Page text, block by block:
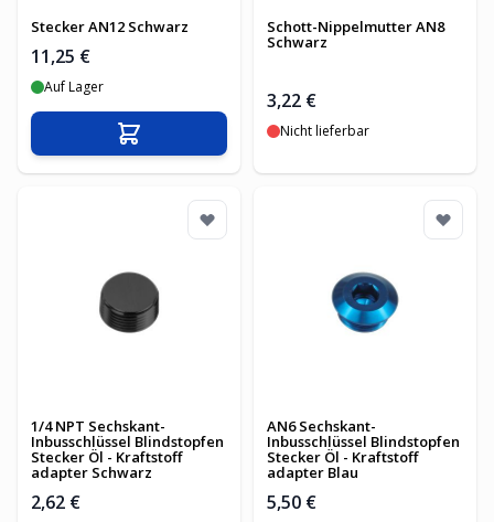
Stecker AN12 Schwarz
11,25 €
Auf Lager
In den Warenkorb
Schott-Nippelmutter AN8
Schwarz
3,22 €
Nicht lieferbar
1/4 NPT Sechskant-
Inbusschlüssel Blindstopfen
Stecker Öl - Kraftstoff
adapter Schwarz
2,62 €
AN6 Sechskant-
Inbusschlüssel Blindstopfen
Stecker Öl - Kraftstoff
adapter Blau
5,50 €